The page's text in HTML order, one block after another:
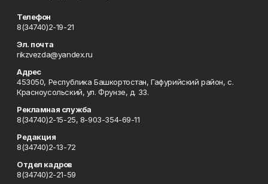
Телефон
8(34740)2-19-21
Эл. почта
rikzvezda@yandex.ru
Адрес
453050, Республика Башкортостан, Гафурийский район, с.
Красноусольский, ул. Фрунзе, д. 33.
Рекламная служба
8(34740)2-15-25, 8-903-354-69-11
Редакция
8(34740)2-13-72
Отдел кадров
8(34740)2-21-59